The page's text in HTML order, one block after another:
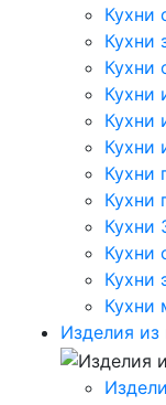
Кухни
Кухни
Кухни
Кухни
Кухни
Кухни
Кухни
Кухни
Кухни
Кухни
Кухни
Кухни
Изделия из